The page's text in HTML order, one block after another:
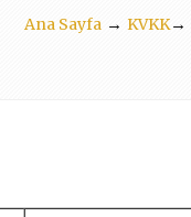
Ana Sayfa → KVKK→